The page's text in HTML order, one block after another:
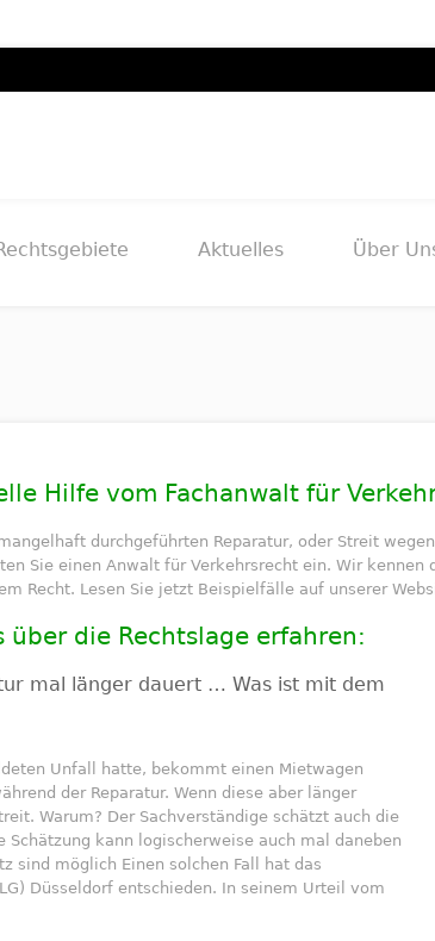
Aktuelles Über
Hilfe vom Fachanwalt für
durchgeführten Reparatur, oder Streit
Sie einen Anwalt für Verkehrsrecht ein. Wir kennen
Recht. Lesen Sie jetzt Beispielfälle auf unserer
über die Rechtslage erfahren:
mal länger dauert … Was ist mit dem
Unfall hatte, bekommt einen Mietwagen
der Reparatur. Wenn diese aber länger
Warum? Der Sachverständige schätzt auch die
Schätzung kann logischerweise auch mal daneben
sind möglich Einen solchen Fall hat das
Düsseldorf entschieden. In seinem Urteil vom